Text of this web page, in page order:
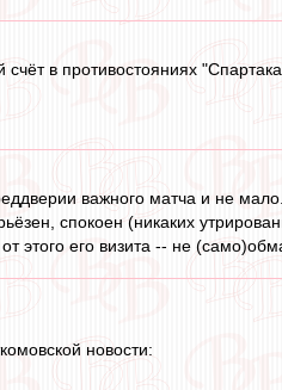
в противостояниях
важного матча и не
спокоен (никаких
этого его визита -- не
новости: